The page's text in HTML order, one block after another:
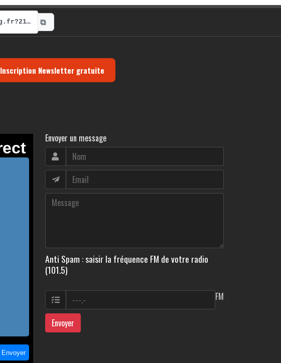
https://radio-g.fr?21032 ⧉
Inscription Newsletter gratuite
Envoyer un message
Anti Spam : saisir la fréquence FM de votre radio
(101.5)
FM
Envoyer